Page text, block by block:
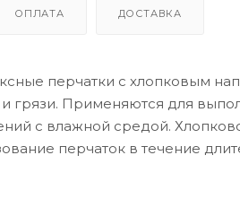
ОПЛАТА ДОСТАВКА
перчатки с хлопковым
грязи. Применяются для
с влажной средой.
перчаток в течение